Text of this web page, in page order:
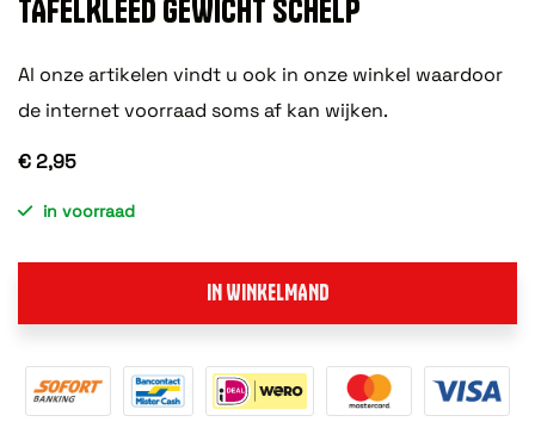
TAFELKLEED GEWICHT SCHELP
Al onze artikelen vindt u ook in onze winkel waardoor
de internet voorraad soms af kan wijken.
€ 2,95
in voorraad
IN WINKELMAND